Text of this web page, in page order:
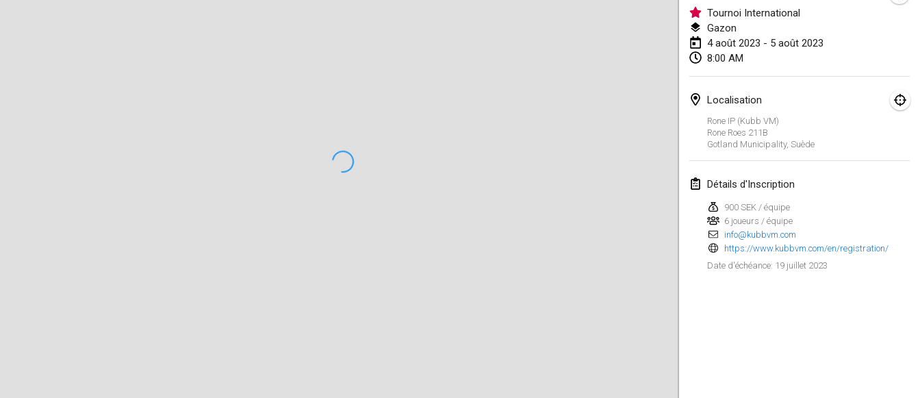
Tournoi International
Gazon
4 août 2023 - 5 août 2023
8:00 AM
Localisation
Rone IP (Kubb VM)
Rone Roes 211B
Gotland Municipality, Suède
Détails d'Inscription
900 SEK / équipe
6 joueurs / équipe
info@kubbvm.com
https://www.kubbvm.com/en/registration/
Date d'échéance: 19 juillet 2023
Winterkubb
5 févr. 2023
Kubbapalooza: Ice Games
11 févr. 2023|États-Unis
mars 2023
Kubbtornooi De Rode Lantaarn
25 mars 2023|Belgique
avril 2023
Café Den Hoek Kubb Tornooi
15 avr. 2023|Belgique